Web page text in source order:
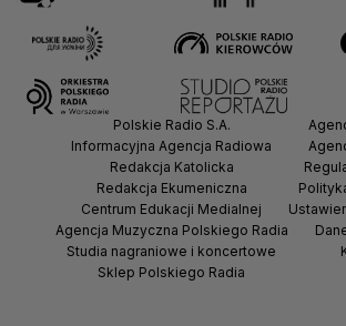
Polskie Radio S.A.
Informacyjna Agencja Radiowa
Redakcja Katolicka
Redakcja Ekumeniczna
Centrum Edukacji Medialnej
Agencja Muzyczna Polskiego Radia
Studia nagraniowe i koncertowe
Sklep Polskiego Radia